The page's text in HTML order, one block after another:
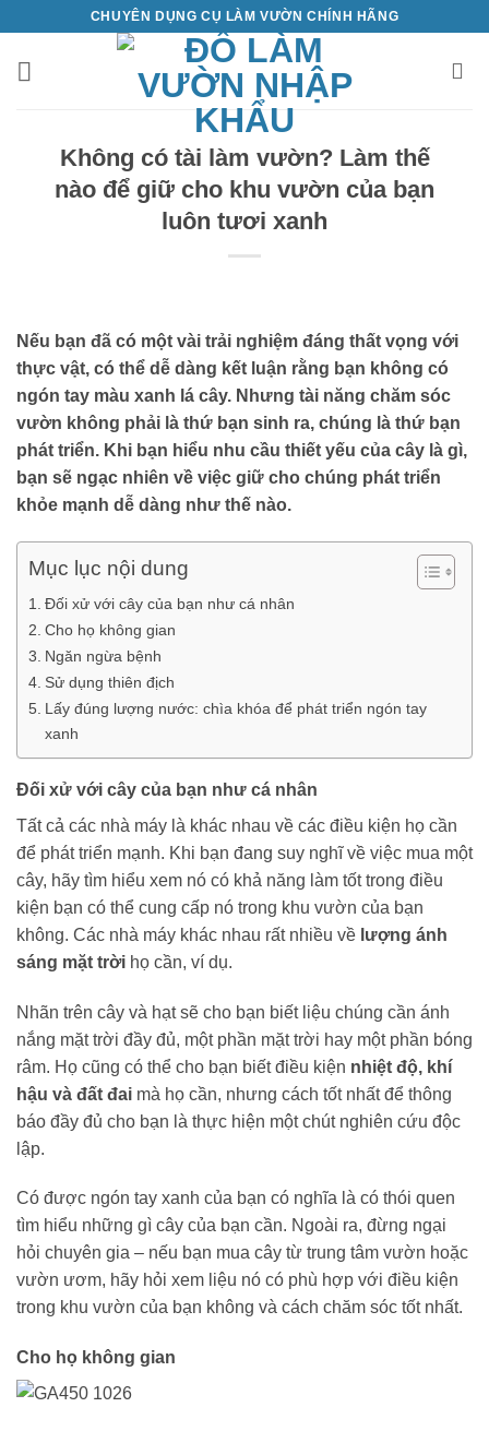
nội
CHUYÊN DỤNG CỤ LÀM VƯỜN CHÍNH HÃNG
Không có tài làm vườn? Làm thế
nào để giữ cho khu vườn của bạn
luôn tươi xanh
Nếu bạn đã có một vài trải nghiệm đáng thất vọng với
thực vật, có thể dễ dàng kết luận rằng bạn không có
ngón tay màu xanh lá cây. Nhưng tài năng chăm sóc
vườn không phải là thứ bạn sinh ra, chúng là thứ bạn
phát triển. Khi bạn hiểu nhu cầu thiết yếu của cây là gì,
bạn sẽ ngạc nhiên về việc giữ cho chúng phát triển
khỏe mạnh dễ dàng như thế nào.
Mục lục nội dung
Đối xử với cây của bạn như cá nhân
Cho họ không gian
Ngăn ngừa bệnh
Sử dụng thiên địch
Lấy đúng lượng nước: chìa khóa để phát triển ngón tay
xanh
Đối xử với cây của bạn như cá nhân
Tất cả các nhà máy là khác nhau về các điều kiện họ cần
để phát triển mạnh. Khi bạn đang suy nghĩ về việc mua một
cây, hãy tìm hiểu xem nó có khả năng làm tốt trong điều
kiện bạn có thể cung cấp nó trong khu vườn của bạn
không. Các nhà máy khác nhau rất nhiều về lượng ánh
sáng mặt trời họ cần, ví dụ.
Nhãn trên cây và hạt sẽ cho bạn biết liệu chúng cần ánh
nắng mặt trời đầy đủ, một phần mặt trời hay một phần bóng
râm. Họ cũng có thể cho bạn biết điều kiện nhiệt độ, khí
hậu và đất đai mà họ cần, nhưng cách tốt nhất để thông
báo đầy đủ cho bạn là thực hiện một chút nghiên cứu độc
lập.
Có được ngón tay xanh của bạn có nghĩa là có thói quen
tìm hiểu những gì cây của bạn cần. Ngoài ra, đừng ngại
hỏi chuyên gia – nếu bạn mua cây từ trung tâm vườn hoặc
vườn ươm, hãy hỏi xem liệu nó có phù hợp với điều kiện
trong khu vườn của bạn không và cách chăm sóc tốt nhất.
Cho họ không gian